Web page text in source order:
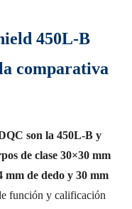
450L-B
comparativa
son la 450L-B y
de clase 30×30 mm
mm de dedo y 30 mm
función y calificación